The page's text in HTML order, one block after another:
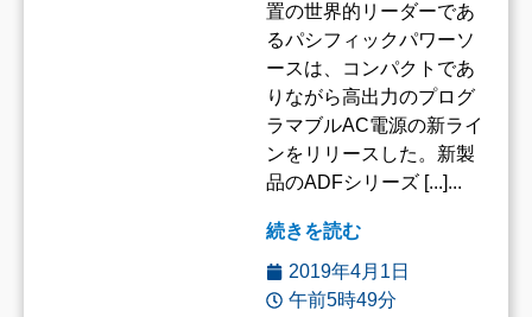
置の世界的リーダーであ
るパシフィックパワーソ
ースは、コンパクトであ
りながら高出力のプログ
ラマブルAC電源の新ライ
ンをリリースした。新製
品のADFシリーズ [...]...
続きを読む
2019年4月1日
午前5時49分